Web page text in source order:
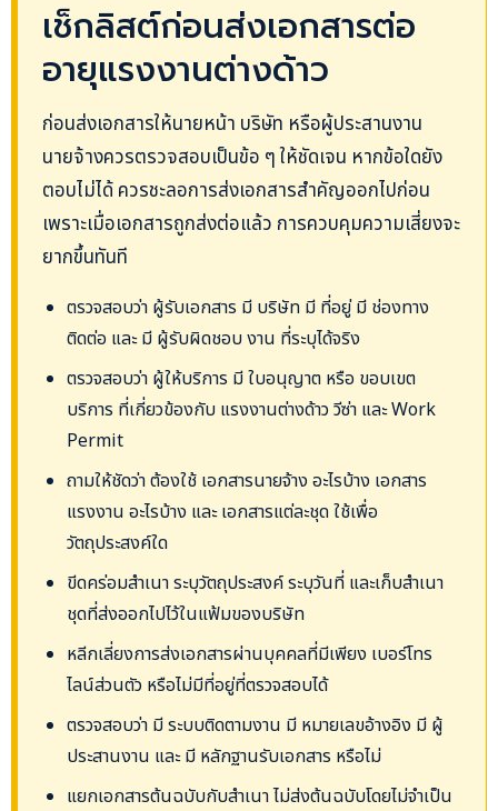
เช็กลิสต์ก่อนส่งเอกสารต่อ
อายุแรงงานต่างด้าว
ก่อนส่งเอกสารให้นายหน้า บริษัท หรือผู้ประสานงาน
นายจ้างควรตรวจสอบเป็นข้อ ๆ ให้ชัดเจน หากข้อใดยัง
ตอบไม่ได้ ควรชะลอการส่งเอกสารสำคัญออกไปก่อน
เพราะเมื่อเอกสารถูกส่งต่อแล้ว การควบคุมความเสี่ยงจะ
ยากขึ้นทันที
ตรวจสอบว่า ผู้รับเอกสาร มี บริษัท มี ที่อยู่ มี ช่องทาง
ติดต่อ และ มี ผู้รับผิดชอบ งาน ที่ระบุได้จริง
ตรวจสอบว่า ผู้ให้บริการ มี ใบอนุญาต หรือ ขอบเขต
บริการ ที่เกี่ยวข้องกับ แรงงานต่างด้าว วีซ่า และ Work
Permit
ถามให้ชัดว่า ต้องใช้ เอกสารนายจ้าง อะไรบ้าง เอกสาร
แรงงาน อะไรบ้าง และ เอกสารแต่ละชุด ใช้เพื่อ
วัตถุประสงค์ใด
ขีดคร่อมสำเนา ระบุวัตถุประสงค์ ระบุวันที่ และเก็บสำเนา
ชุดที่ส่งออกไปไว้ในแฟ้มของบริษัท
หลีกเลี่ยงการส่งเอกสารผ่านบุคคลที่มีเพียง เบอร์โทร
ไลน์ส่วนตัว หรือไม่มีที่อยู่ที่ตรวจสอบได้
ตรวจสอบว่า มี ระบบติดตามงาน มี หมายเลขอ้างอิง มี ผู้
ประสานงาน และ มี หลักฐานรับเอกสาร หรือไม่
แยกเอกสารต้นฉบับกับสำเนา ไม่ส่งต้นฉบับโดยไม่จำเป็น